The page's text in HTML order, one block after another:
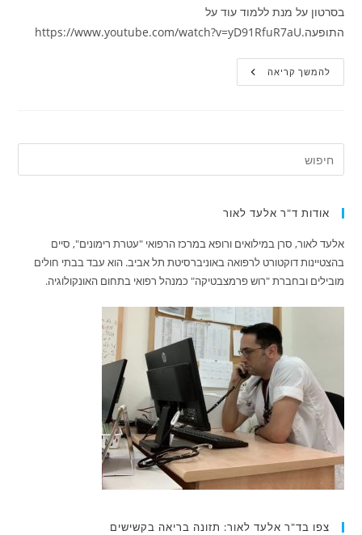
בסרטון על מנת ללמוד עוד על
התופעה.https://www.youtube.com/watch?v=yD91RfuR7aU
להמשך קריאההאם
יש
?
אודות ד"ר אלעד לאור
אלעד לאור, סרן במילואים ורופא במרכז הרפואי "עטרת רימונים", סיים
בהצטיינות דוקטורט לרפואה באוניברסיטת תל אביב. הוא עבד בבתי חולים
מובילים ובחברת "רוש פרמצבטיקה" כמנהל רפואי בתחום האונקולוגיה.
צפו בד"ר אלעד לאור: תזונה בריאה בקשישים